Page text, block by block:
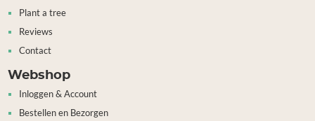
Plant a tree
Reviews
Contact
Webshop
Inloggen & Account
Bestellen en Bezorgen